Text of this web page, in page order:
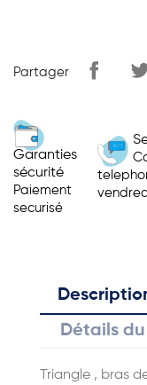
Partager
Garanties
sécurité
Paiement
securisé
Détails
Triangle , bras